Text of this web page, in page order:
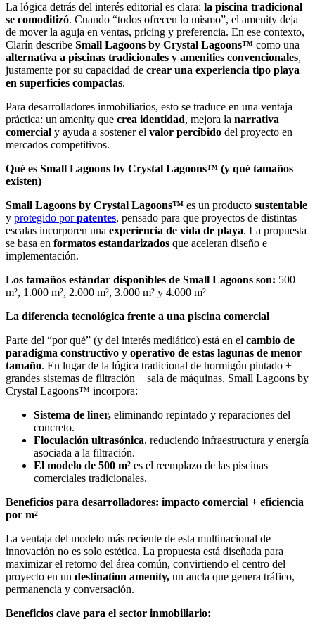
La lógica detrás del interés editorial es clara: la piscina tradicional
se comoditizó. Cuando “todos ofrecen lo mismo”, el amenity deja
de mover la aguja en ventas, pricing y preferencia. En ese contexto,
Clarín describe Small Lagoons by Crystal Lagoons™ como una
alternativa a piscinas tradicionales y amenities convencionales,
justamente por su capacidad de crear una experiencia tipo playa
en superficies compactas.
Para desarrolladores inmobiliarios, esto se traduce en una ventaja
práctica: un amenity que crea identidad, mejora la narrativa
comercial y ayuda a sostener el valor percibido del proyecto en
mercados competitivos.
Qué es Small Lagoons by Crystal Lagoons™ (y qué tamaños
existen)
Small Lagoons by Crystal Lagoons™ es un producto sustentable
y protegido porpatentes, pensado para que proyectos de distintas
escalas incorporen una experiencia de vida de playa. La propuesta
se basa en formatos estandarizados que aceleran diseño e
implementación.
Los tamaños estándar disponibles de Small Lagoons son: 500
m², 1.000 m², 2.000 m², 3.000 m² y 4.000 m²
La diferencia tecnológica frente a una piscina comercial
Parte del “por qué” (y del interés mediático) está en el cambio de
paradigma constructivo y operativo de estas lagunas de menor
tamaño. En lugar de la lógica tradicional de hormigón pintado +
grandes sistemas de filtración + sala de máquinas, Small Lagoons by
Crystal Lagoons™ incorpora:
Sistema de liner, eliminando repintado y reparaciones del
concreto.
Floculación ultrasónica, reduciendo infraestructura y energía
asociada a la filtración.
El modelo de 500 m² es el reemplazo de las piscinas
comerciales tradicionales.
Beneficios para desarrolladores: impacto comercial + eficiencia
por m²
La ventaja del modelo más reciente de esta multinacional de
innovación no es solo estética. La propuesta está diseñada para
maximizar el retorno del área común, convirtiendo el centro del
proyecto en un destination amenity, un ancla que genera tráfico,
permanencia y conversación.
Beneficios clave para el sector inmobiliario: